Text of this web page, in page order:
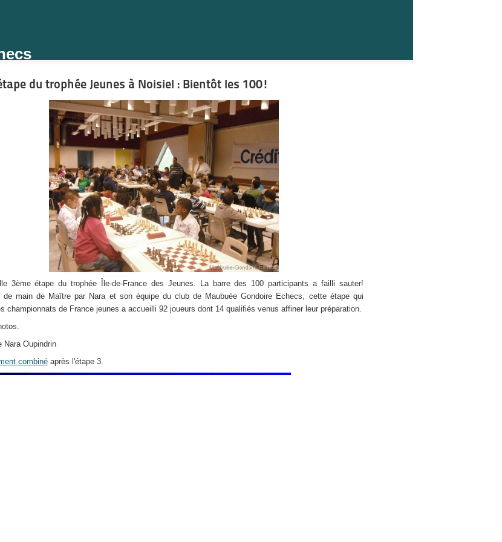
du trophée Jeunes à Noisiel : Bientôt les 100!
3ème étape du trophée Île-de-France des Jeunes. La barre des 100 participants a failli sauter!
de main de Maître par Nara et son équipe du club de Maubuée Gondoire Echecs, cette étape qui
championnats de France jeunes a accueilli 92 joueurs dont 14 qualifiés venus affiner leur préparation.
Nara Oupindrin
combinéaprès l'étape 3.